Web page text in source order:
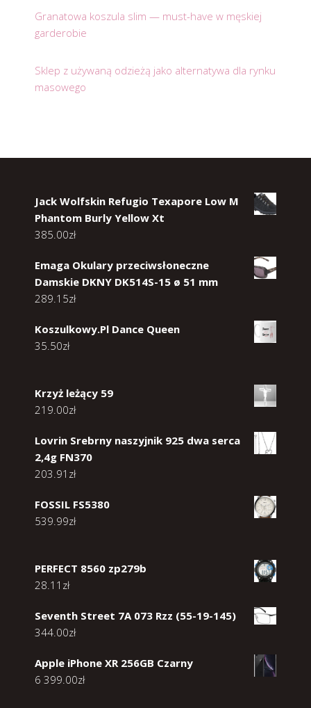
Granatowa koszula slim — must-have w męskiej
garderobie
Sklep z używaną odzieżą jako alternatywa dla rynku
masowego
Jack Wolfskin Refugio Texapore Low M
Phantom Burly Yellow Xt
385.00zł
Emaga Okulary przeciwsłoneczne
Damskie DKNY DK514S-15 ø 51 mm
289.15zł
Koszulkowy.Pl Dance Queen
35.50zł
Krzyż leżący 59
219.00zł
Lovrin Srebrny naszyjnik 925 dwa serca
2,4g FN370
203.91 zł
FOSSIL FS5380
539.99zł
PERFECT 8560 zp279b
28.11 zł
Seventh Street 7A 073 Rzz (55-19-145)
344.00zł
Apple iPhone XR 256GB Czarny
6 399.00zł